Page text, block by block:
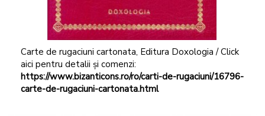
Carte de rugaciuni cartonata, Editura Doxologia / Click
aici pentru detalii și comenzi:
https://www.bizanticons.ro/ro/carti-de-rugaciuni/16796-
carte-de-rugaciuni-cartonata.html